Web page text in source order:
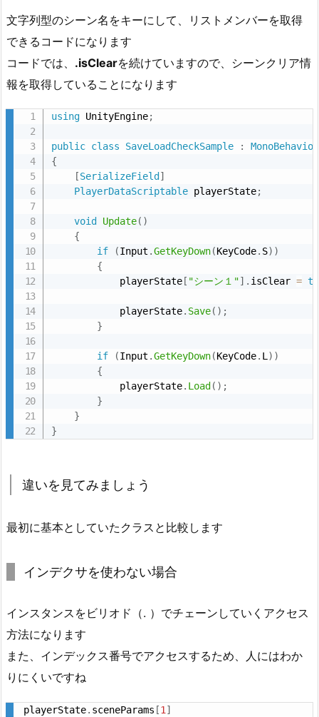
文字列型のシーン名をキーにして、リストメンバーを取得
できるコードになります
コードでは、 .isClearを続けていますので、シーンクリア情
報を取得していることになります
using UnityEngine;
public class SaveLoadCheckSample :
{
[SerializeField ]
PlayerDataScriptable playerState;
void Update( )
{
if
(Input .GetKeyDown(KeyCode. S) )
{
            playerState
[ "シーン１"] . isClear =
            playerState
. Save( ) ;
}
if (Input .GetKeyDown(KeyCode. L) )
{
            playerState
. Load ( ) ;
}
}
}
違いを見てみましょう
最初に基本としていたクラスと比較します
インデクサを使わない場合
インスタンスをビリオド（. ）でチェーンしていくアクセス
方法になります
また、インデックス番号でアクセスするため、人にはわか
りにくいですね
playerState. sceneParams [1]